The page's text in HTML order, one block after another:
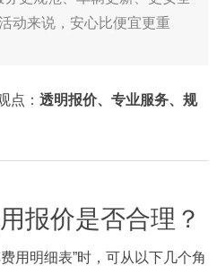
动来说，安心比便宜更重
点： 透明报价、专业服务、规
报价是否合理？
用明细表”时，可从以下几个角